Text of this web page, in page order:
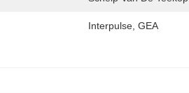
Interpulse, GEA